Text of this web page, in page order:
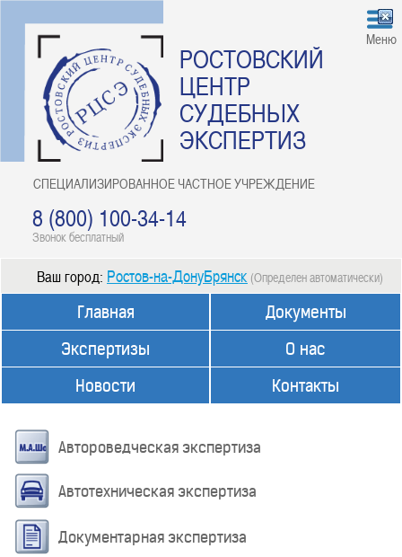
РОСТОВСКИЙ
ЦЕНТР
СУДЕБНЫХ
ЭКСПЕРТИЗ
СПЕЦИАЛИЗИРОВАННОЕ ЧАСТНОЕ УЧРЕЖДЕНИЕ
8 (800) 100-34-14
Звонок бесплатный
Меню
Ваш город: Ростов-на-ДонуБрянск (Определен автоматически)
Главная
Экспертизы
Новости
Документы
О нас
Контакты
Автороведческая экспертиза
Автотехническая экспертиза
Документарная экспертиза